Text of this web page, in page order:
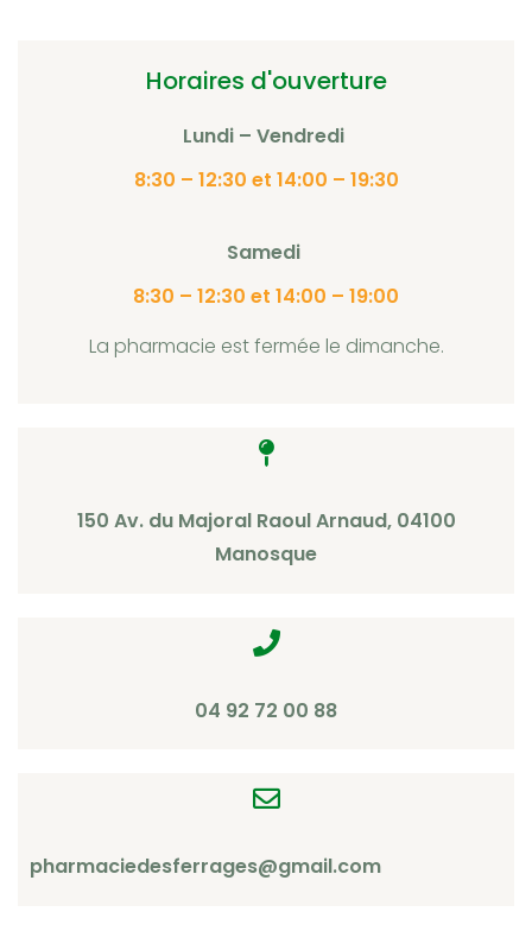
Horaires d'ouverture
Lundi – Vendredi
8:30 – 12:30 et 14:00 – 19:30
Samedi
8:30 – 12:30 et 14:00 – 19:00
La pharmacie est fermée le dimanche.
150 Av. du Majoral Raoul Arnaud, 04100
Manosque
04 92 72 00 88
pharmaciedesferrages@gmail.com